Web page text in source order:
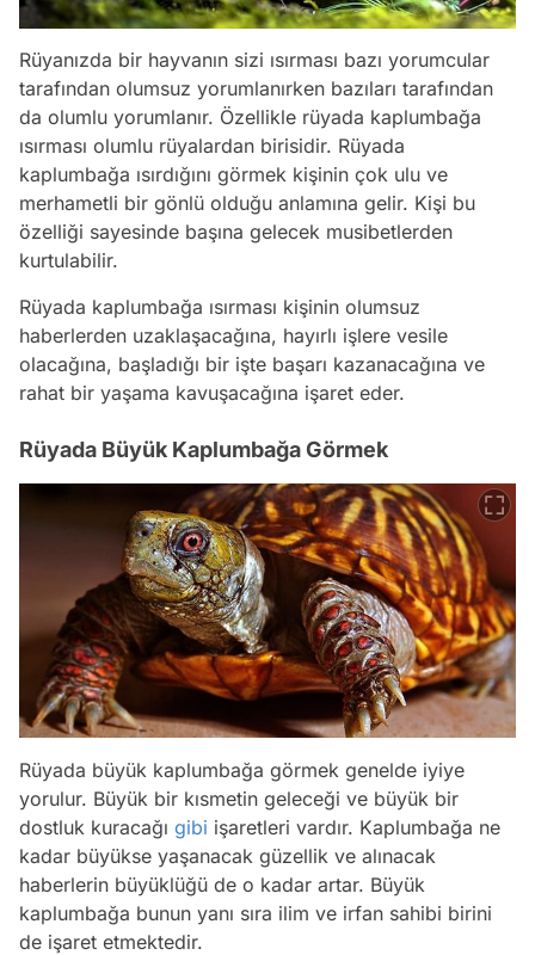
Rüyanızda bir hayvanın sizi ısırması bazı yorumcular
tarafından olumsuz yorumlanırken bazıları tarafından
da olumlu yorumlanır. Özellikle rüyada kaplumbağa
ısırması olumlu rüyalardan birisidir. Rüyada
kaplumbağa ısırdığını görmek kişinin çok ulu ve
merhametli bir gönlü olduğu anlamına gelir. Kişi bu
özelliği sayesinde başına gelecek musibetlerden
kurtulabilir.
Rüyada kaplumbağa ısırması kişinin olumsuz
haberlerden uzaklaşacağına, hayırlı işlere vesile
olacağına, başladığı bir işte başarı kazanacağına ve
rahat bir yaşama kavuşacağına işaret eder.
Rüyada Büyük Kaplumbağa Görmek
Rüyada büyük kaplumbağa görmek genelde iyiye
yorulur. Büyük bir kısmetin geleceği ve büyük bir
dostluk kuracağı gibi işaretleri vardır. Kaplumbağa ne
kadar büyükse yaşanacak güzellik ve alınacak
haberlerin büyüklüğü de o kadar artar. Büyük
kaplumbağa bunun yanı sıra ilim ve irfan sahibi birini
de işaret etmektedir.